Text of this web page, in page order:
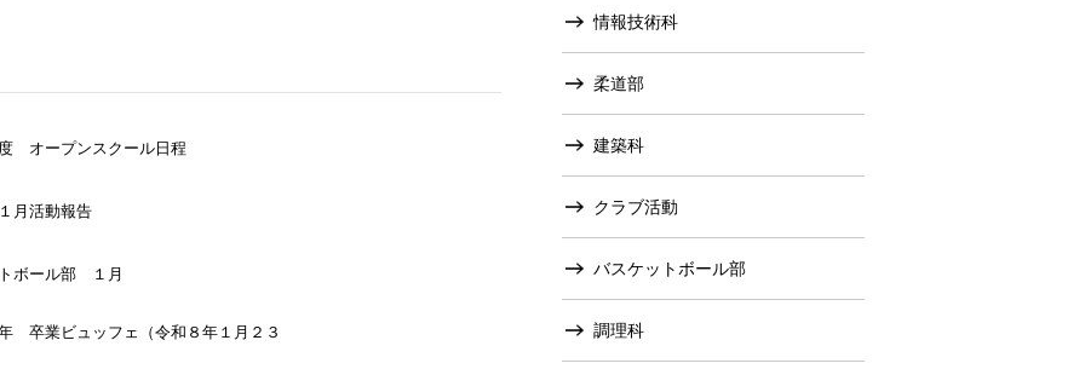
オープンスクール日程
月活動報告
ボール部 １月
卒業ビュッフェ（令和８年１月２３
情報技術科
柔道部
建築科
クラブ活動
バスケットボール部
調理科